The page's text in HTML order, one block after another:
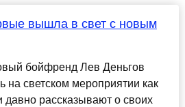
вышла в свет с новым
бойфренд Лев Деньгов
на светском мероприятии как
рассказывают о своих